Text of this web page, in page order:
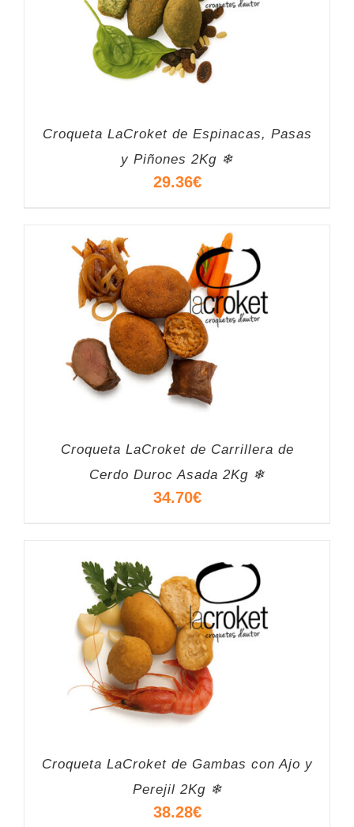
Croqueta LaCroket de Espinacas, Pasas
y Piñones 2Kg ❄
29.36€
Croqueta LaCroket de Carrillera de
Cerdo Duroc Asada 2Kg ❄
34.70€
Croqueta LaCroket de Gambas con Ajo y
Perejil 2Kg ❄
38.28€